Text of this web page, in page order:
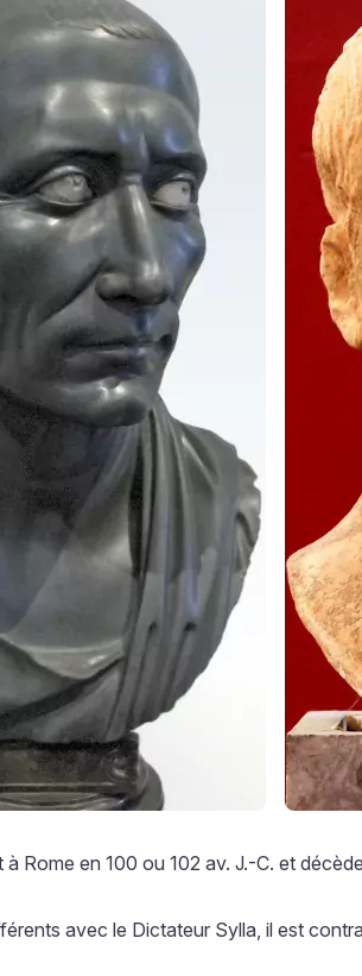
à Rome en 100 ou 102 av. J.-C. et
avec le Dictateur Sylla, il est